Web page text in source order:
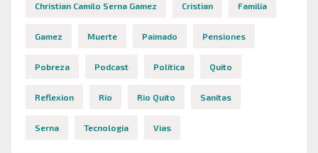
Christian Camilo Serna Gamez Cristian Familia
Gamez Muerte Paimado Pensiones
Pobreza Podcast Politica Quito
Reflexion Rio Rio Quito Sanitas
Serna Tecnologia Vias